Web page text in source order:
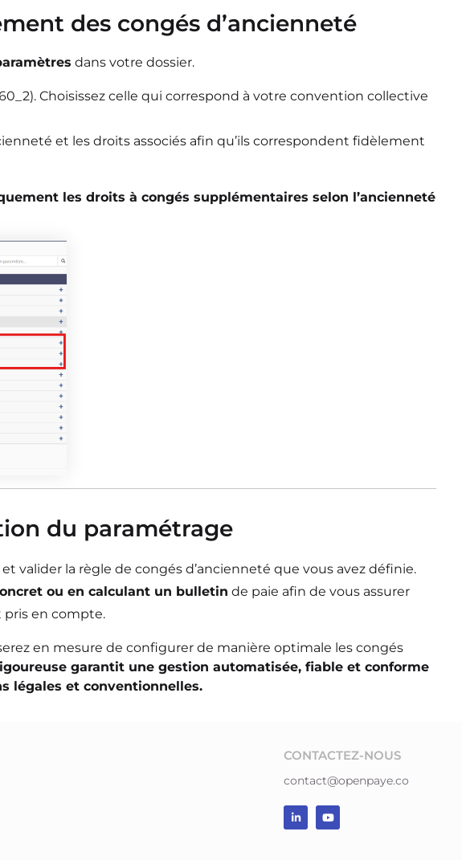
des congés d’ancienneté
dans votre dossier.
Choisissez celle qui correspond à votre convention collective
et les droits associés afin qu’ils correspondent fidèlement
les droits à congés supplémentaires selon l’ancienneté
du paramétrage
valider la règle de congés d’ancienneté que vous avez définie.
ou en calculant un bulletin de paie afin de vous assurer
en compte.
en mesure de configurer de manière optimale les congés
garantit une gestion automatisée, fiable et conforme
légales et conventionnelles.
CONTACTEZ-NOUS
contact@openpaye.co